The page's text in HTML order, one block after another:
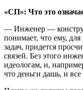
«СП»: Что это
— Инженер —
понимает, что ему,
задач, придется
связей. Без этого
идеологам, и,
что деньги дашь, и все